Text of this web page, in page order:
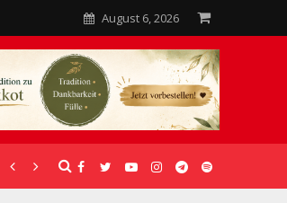
August 6, 2026
UNTERSTÜTZUNG